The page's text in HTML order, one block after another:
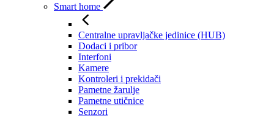
Smart home
Centralne upravljačke jedinice (HUB)
Dodaci i pribor
Interfoni
Kamere
Kontroleri i prekidači
Pametne žarulje
Pametne utičnice
Senzori